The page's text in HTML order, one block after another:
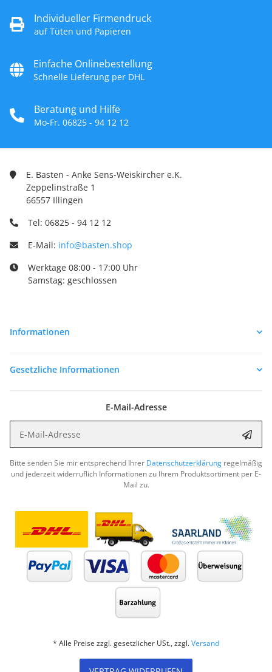
Individueller Firmendruck
auf Tüten und Papieren
Einfache Onlinebestellung
Schnelle Lieferung per DHL
Beratung und Hilfe
Mo-Fr. 06825 - 94 12 12
E. Basten - Anke Sens-Weiskircher e.K.
Zeppelinstraße 1
66557 Illingen
Tel: 06825 - 94 12 12
E-Mail: info@basten.shop
Werktage 08:00 - 17:00 Uhr
Samstag: geschlossen
Informationen
Gesetzliche Informationen
E-Mail-Adresse
Bitte senden Sie mir entsprechend Ihrer Datenschutzerklärung regelmäßig
und jederzeit widerruflich Informationen zu Ihrem Produktsortiment per E-
Mail zu.
* Alle Preise zzgl. gesetzlicher USt., zzgl.Versand